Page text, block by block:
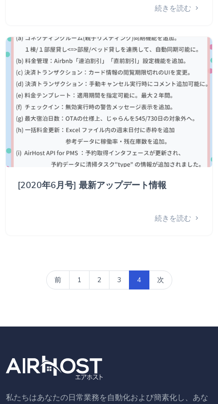
続きを読む
[2020年6月号] 最新アップデート情報
続きを読む
前 1 2 3 4 次
私たちはあなたの日常業務を自動化および簡素化し、あな